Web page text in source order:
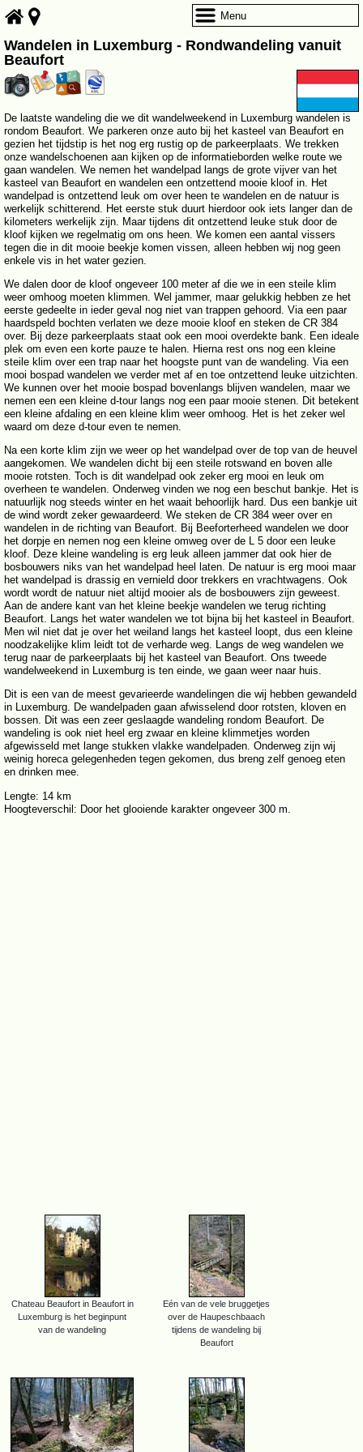
Wandelen in Luxemburg - Rondwandeling vanuit
Beaufort
De laatste wandeling die we dit wandelweekend in Luxemburg wandelen is
rondom Beaufort. We parkeren onze auto bij het kasteel van Beaufort en
gezien het tijdstip is het nog erg rustig op de parkeerplaats. We trekken
onze wandelschoenen aan kijken op de informatieborden welke route we
gaan wandelen. We nemen het wandelpad langs de grote vijver van het
kasteel van Beaufort en wandelen een ontzettend mooie kloof in. Het
wandelpad is ontzettend leuk om over heen te wandelen en de natuur is
werkelijk schitterend. Het eerste stuk duurt hierdoor ook iets langer dan de
kilometers werkelijk zijn. Maar tijdens dit ontzettend leuke stuk door de
kloof kijken we regelmatig om ons heen. We komen een aantal vissers
tegen die in dit mooie beekje komen vissen, alleen hebben wij nog geen
enkele vis in het water gezien.
We dalen door de kloof ongeveer 100 meter af die we in een steile klim
weer omhoog moeten klimmen. Wel jammer, maar gelukkig hebben ze het
eerste gedeelte in ieder geval nog niet van trappen gehoord. Via een paar
haardspeld bochten verlaten we deze mooie kloof en steken de CR 384
over. Bij deze parkeerplaats staat ook een mooi overdekte bank. Een ideale
plek om even een korte pauze te halen. Hierna rest ons nog een kleine
steile klim over een trap naar het hoogste punt van de wandeling. Via een
mooi bospad wandelen we verder met af en toe ontzettend leuke uitzichten.
We kunnen over het mooie bospad bovenlangs blijven wandelen, maar we
nemen een een kleine d-tour langs nog een paar mooie stenen. Dit betekent
een kleine afdaling en een kleine klim weer omhoog. Het is het zeker wel
waard om deze d-tour even te nemen.
Na een korte klim zijn we weer op het wandelpad over de top van de heuvel
aangekomen. We wandelen dicht bij een steile rotswand en boven alle
mooie rotsten. Toch is dit wandelpad ook zeker erg mooi en leuk om
overheen te wandelen. Onderweg vinden we nog een beschut bankje. Het is
natuurlijk nog steeds winter en het waait behoorlijk hard. Dus een bankje uit
de wind wordt zeker gewaardeerd. We steken de CR 384 weer over en
wandelen in de richting van Beaufort. Bij Beeforterheed wandelen we door
het dorpje en nemen nog een kleine omweg over de L 5 door een leuke
kloof. Deze kleine wandeling is erg leuk alleen jammer dat ook hier de
bosbouwers niks van het wandelpad heel laten. De natuur is erg mooi maar
het wandelpad is drassig en vernield door trekkers en vrachtwagens. Ook
wordt wordt de natuur niet altijd mooier als de bosbouwers zijn geweest.
Aan de andere kant van het kleine beekje wandelen we terug richting
Beaufort. Langs het water wandelen we tot bijna bij het kasteel in Beaufort.
Men wil niet dat je over het weiland langs het kasteel loopt, dus een kleine
noodzakelijke klim leidt tot de verharde weg. Langs de weg wandelen we
terug naar de parkeerplaats bij het kasteel van Beaufort. Ons tweede
wandelweekend in Luxemburg is ten einde, we gaan weer naar huis.
Dit is een van de meest gevarieerde wandelingen die wij hebben gewandeld
in Luxemburg. De wandelpaden gaan afwisselend door rotsten, kloven en
bossen. Dit was een zeer geslaagde wandeling rondom Beaufort. De
wandeling is ook niet heel erg zwaar en kleine klimmetjes worden
afgewisseld met lange stukken vlakke wandelpaden. Onderweg zijn wij
weinig horeca gelegenheden tegen gekomen, dus breng zelf genoeg eten
en drinken mee.
Lengte: 14 km
Hoogteverschil: Door het glooiende karakter ongeveer 300 m.
Chateau Beaufort in Beaufort in
Luxemburg is het beginpunt
van de wandeling
Eén van de vele bruggetjes
over de Haupeschbaach
tijdens de wandeling bij
Beaufort
Menu